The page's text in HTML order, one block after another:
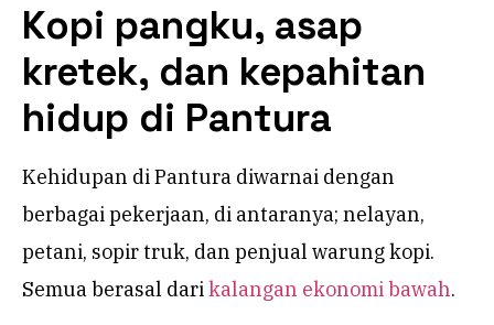
Kopi pangku, asap
kretek, dan kepahitan
hidup di Pantura
Kehidupan di Pantura diwarnai dengan
berbagai pekerjaan, di antaranya; nelayan,
petani, sopir truk, dan penjual warung kopi.
Semua berasal darikalangan ekonomi bawah.